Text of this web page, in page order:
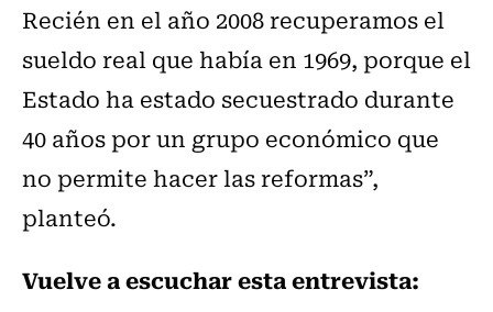
Recién en el año 2008 recuperamos el
sueldo real que había en 1969, porque el
Estado ha estado secuestrado durante
40 años por un grupo económico que
no permite hacer las reformas”,
planteó.
Vuelve a escuchar esta entrevista: